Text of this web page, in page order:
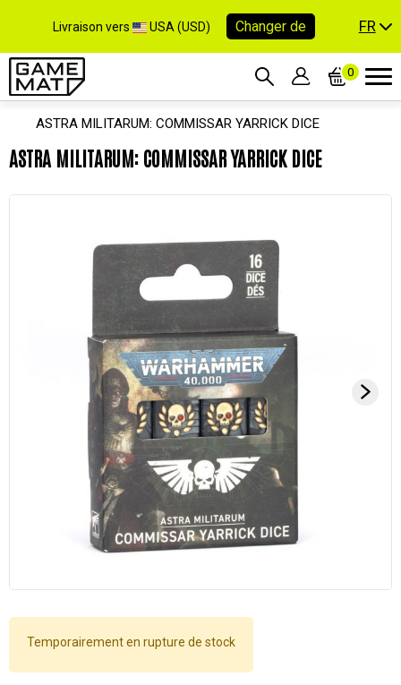
Livraison vers USA (USD) Changer de FR
0
ASTRA MILITARUM: COMMISSAR YARRICK DICE
ASTRA MILITARUM: COMMISSAR YARRICK DICE
Temporairement en rupture de stock